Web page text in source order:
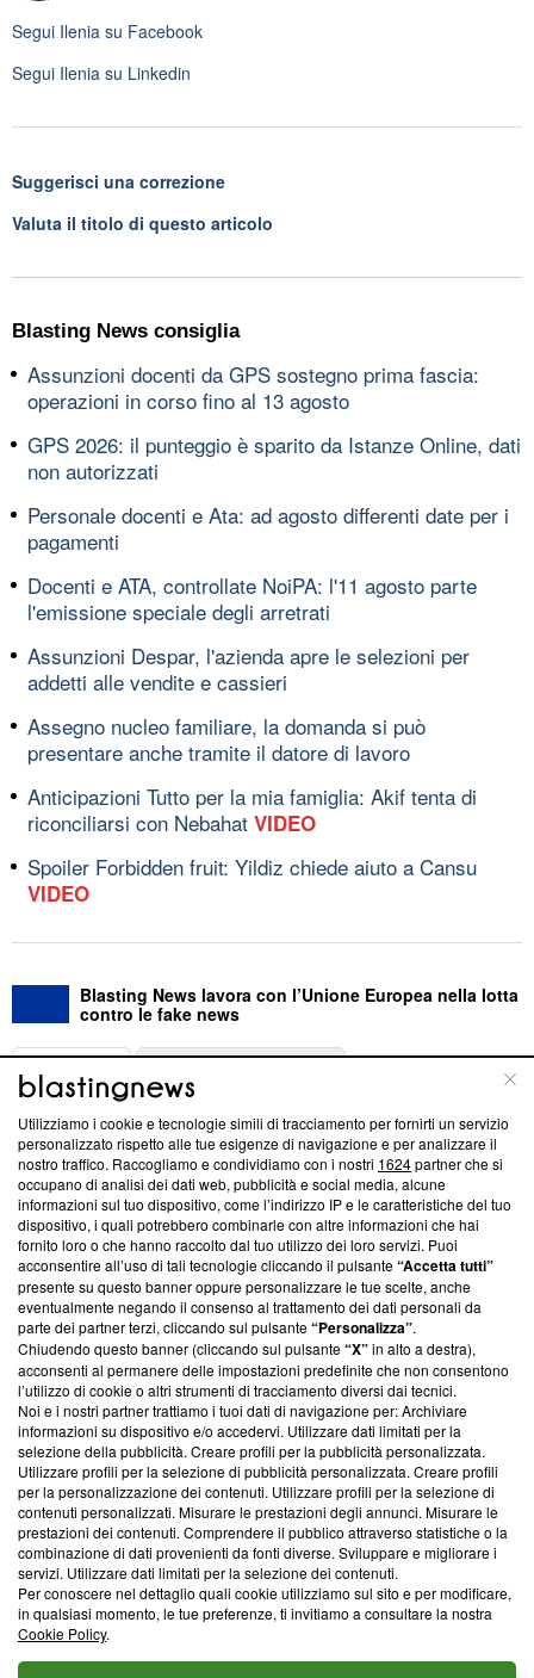
Segui Ilenia su Facebook
Segui Ilenia su Linkedin
Suggerisci una correzione
Valuta il titolo di questo articolo
Blasting News consiglia
Assunzioni docenti da GPS sostegno prima fascia:
operazioni in corso fino al 13 agosto
GPS 2026: il punteggio è sparito da Istanze Online, dati
non autorizzati
Personale docenti e Ata: ad agosto differenti date per i
pagamenti
Docenti e ATA, controllate NoiPA: l'11 agosto parte
l'emissione speciale degli arretrati
Assunzioni Despar, l'azienda apre le selezioni per
addetti alle vendite e cassieri
Assegno nucleo familiare, la domanda si può
presentare anche tramite il datore di lavoro
Anticipazioni Tutto per la mia famiglia: Akif tenta di
riconciliarsi con Nebahat VIDEO
Spoiler Forbidden fruit: Yildiz chiede aiuto a Cansu
VIDEO
Blasting News lavora con l’Unione Europea nella lotta
contro le fake news
ABOUT
Questa sezione offre informazioni trasparenti su Blasting
News, sui nostri processi editoriali e su come ci impegniamo a
creare news di qualità. Inoltre, afferma la nostra aderenza a
‘Trust Project - News with Integrity’Blasting News non è
ancora membro del programma, ma ha richiesto di farne
parte; Trust Project non ha ancora effettuato una verifica di
conformità agli standard.
Su di noi
Team editoriale
Corporate
Redazione
Informativa Privacy
Cookie Policy
Blasting SA, IDI CHE-247.845.224, Via Carlo Frasca, 3 - 6900
Lugano (Svizzera) Tel:+39 0690258937
© 2026 Blasting News
Utilizziamo i cookie e tecnologie simili di tracciamento per fornirti un servizio
personalizzato rispetto alle tue esigenze di navigazione e per analizzare il
nostro traffico. Raccogliamo e condividiamo con i nostri 1624partner che si
occupano di analisi dei dati web, pubblicità e social media, alcune
informazioni sul tuo dispositivo, come l’indirizzo IP e le caratteristiche del tuo
dispositivo, i quali potrebbero combinarle con altre informazioni che hai
fornito loro o che hanno raccolto dal tuo utilizzo dei loro servizi. Puoi
acconsentire all’uso di tali tecnologie cliccando il pulsante“Accetta tutti”
presente su questo banner oppure personalizzare le tue scelte, anche
eventualmente negando il consenso al trattamento dei dati personali da
parte dei partner terzi, cliccando sul pulsante“Personalizza”.
Chiudendo questo banner (cliccando sul pulsante“X”in alto a destra),
acconsenti al permanere delle impostazioni predefinite che non consentono
l’utilizzo di cookie o altri strumenti di tracciamento diversi dai tecnici.
Noi e i nostri partner trattiamo i tuoi dati di navigazione per: Archiviare
informazioni su dispositivo e/o accedervi. Utilizzare dati limitati per la
selezione della pubblicità. Creare profili per la pubblicità personalizzata.
Utilizzare profili per la selezione di pubblicità personalizzata. Creare profili
per la personalizzazione dei contenuti. Utilizzare profili per la selezione di
contenuti personalizzati. Misurare le prestazioni degli annunci. Misurare le
prestazioni dei contenuti. Comprendere il pubblico attraverso statistiche o la
combinazione di dati provenienti da fonti diverse. Sviluppare e migliorare i
servizi. Utilizzare dati limitati per la selezione dei contenuti.
Per conoscere nel dettaglio quali cookie utilizziamo sul sito e per modificare,
in qualsiasi momento, le tue preferenze, ti invitiamo a consultare la nostra
Cookie Policy.